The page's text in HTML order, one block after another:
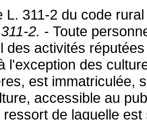
L. 311-2 du code
2. - Toute
des activités
l'exception des
est immatriculée,
accessible au
ressort de laquelle